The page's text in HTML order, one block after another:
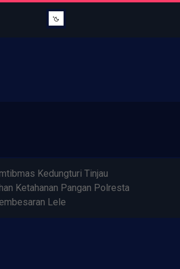
Kedungturi Tinjau
Ketahanan Pangan Polresta
Lele